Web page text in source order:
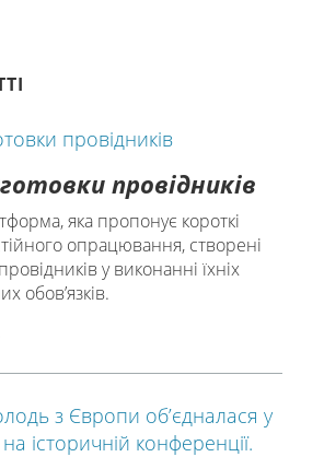
провідників
яка пропонує короткі
опрацювання, створені
у виконанні їхніх
обов’язків.